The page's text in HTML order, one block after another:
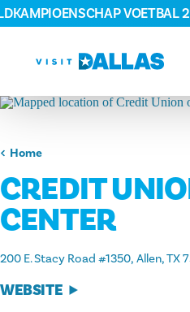
Ga naar de inhoud
VOETBAL
Home
CREDIT
CENTER
200 E. Stacy Road #1350 Allen, TX
WEBSITE